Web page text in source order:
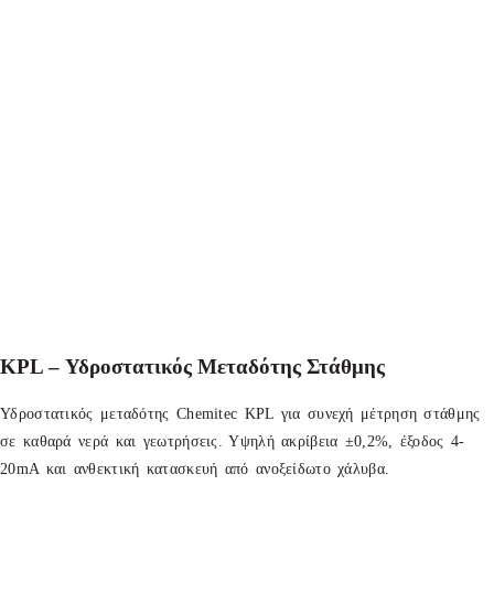
KPL – Υδροστατικός Μεταδότης Στάθμης
Υδροστατικός μεταδότης Chemitec KPL για συνεχή μέτρηση στάθμης
σε καθαρά νερά και γεωτρήσεις. Υψηλή ακρίβεια ±0,2%, έξοδος 4-
20mA και ανθεκτική κατασκευή από ανοξείδωτο χάλυβα.